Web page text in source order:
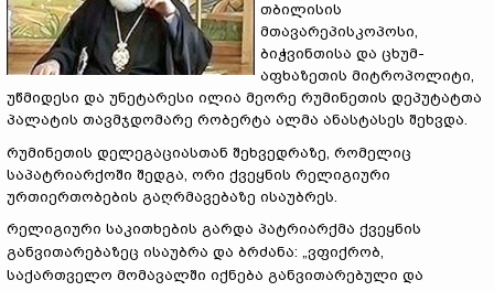
თბილისის
მთავარეპისკოპოსი,
ბიჭვინთისა და ცხუმ-
აფხაზეთის მიტროპოლიტი,
უწმიდესი და უნეტარესი ილია მეორე რუმინეთის დეპუტატთა
პალატის თავმჯდომარე რობერტა ალმა ანასტასეს შეხვდა.
რუმინეთის დელეგაციასთან შეხვედრაზე, რომელიც
საპატრიარქოში შედგა, ორი ქვეყნის რელიგიური
ურთიერთობების გაღრმავებაზე ისაუბრეს.
რელიგიური საკითხების გარდა პატრიარქმა ქვეყნის
განვითარებაზეც ისაუბრა და ბრძანა: „ვფიქრობ,
საქართველო მომავალში იქნება განვითარებული და